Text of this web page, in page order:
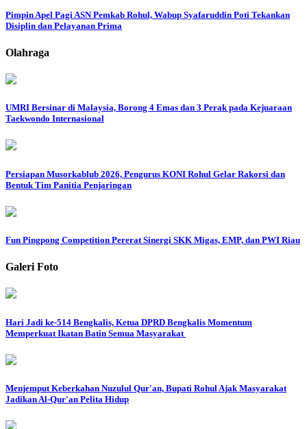
Pimpin Apel Pagi ASN Pemkab Rohul, Wabup Syafaruddin Poti Tekankan
Disiplin dan Pelayanan Prima
Olahraga
UMRI Bersinar di Malaysia, Borong 4 Emas dan 3 Perak pada Kejuaraan
Taekwondo Internasional
Persiapan Musorkablub 2026, Pengurus KONI Rohul Gelar Rakorsi dan
Bentuk Tim Panitia Penjaringan
Fun Pingpong Competition Pererat Sinergi SKK Migas, EMP, dan PWI Riau
Galeri Foto
Hari Jadi ke-514 Bengkalis, Ketua DPRD Bengkalis Momentum
Memperkuat Ikatan Batin Semua Masyarakat
Menjemput Keberkahan Nuzulul Qur'an, Bupati Rohul Ajak Masyarakat
Jadikan Al-Qur'an Pelita Hidup